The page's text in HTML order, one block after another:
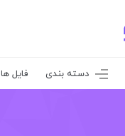
دسته بندی فایل ها